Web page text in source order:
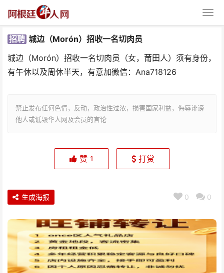
招聘 城边（Morón）招收一名切肉员
城边（Morón）招收一名切肉员（女，莆田人）须有身份，
有午休以及周休半天，有意加微信：Ana718126
禁止发布任何色情，反动，政治性过浓，损害国家利益，侮辱诽谤
他人或诋毁华人网及会员的言论
城边（Morón）招收一名切肉员
赞 1 打赏
0 0
生成海报